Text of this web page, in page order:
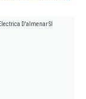
D'almenar Sl